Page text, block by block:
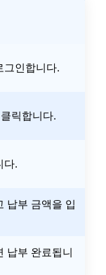
그인합니다.
릭합니다.
다.
납부 금액을 입
납부 완료됩니